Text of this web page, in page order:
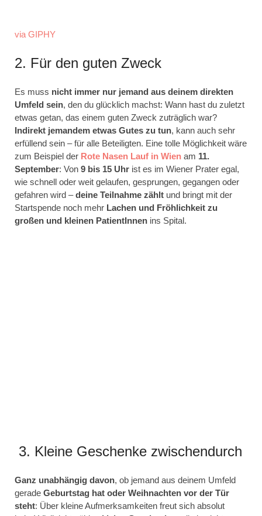
via GIPHY
2. Für den guten Zweck
Es muss nicht immer nur jemand aus deinem direkten
Umfeld sein, den du glücklich machst: Wann hast du zuletzt
etwas getan, das einem guten Zweck zuträglich war?
Indirekt jemandem etwas Gutes zu tun, kann auch sehr
erfüllend sein – für alle Beteiligten. Eine tolle Möglichkeit wäre
zum Beispiel der Rote Nasen Lauf in Wien am 11.
September: Von 9 bis 15 Uhr ist es im Wiener Prater egal,
wie schnell oder weit gelaufen, gesprungen, gegangen oder
gefahren wird –deine Teilnahme zählt und bringt mit der
Startspende noch mehr Lachen und Fröhlichkeit zu
großen und kleinen PatientInnen ins Spital.
3. Kleine Geschenke zwischendurch
Ganz unabhängig davon, ob jemand aus deinem Umfeld
gerade Geburtstag hat oder Weihnachten vor der Tür
steht: Über kleine Aufmerksamkeiten freut sich absolut